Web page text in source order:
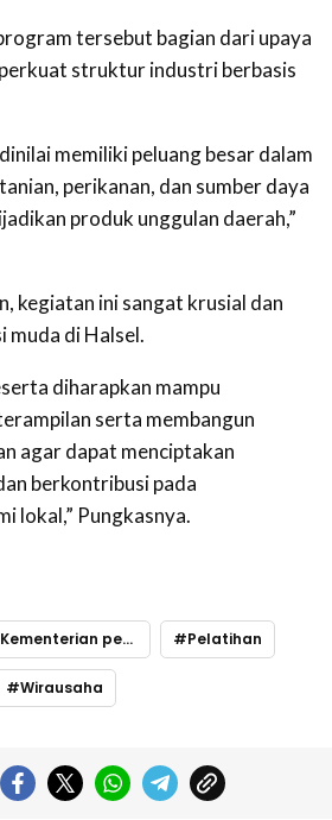
tersebut bagian dari upaya
struktur industri berbasis
memiliki peluang besar dalam
perikanan, dan sumber daya
produk unggulan daerah,”
kegiatan ini sangat krusial dan
muda di Halsel.
diharapkan mampu
serta membangun
agar dapat menciptakan
berkontribusi pada
lokal,” Pungkasnya.
Kementerian perindustrian Pelatihan
Wirausaha